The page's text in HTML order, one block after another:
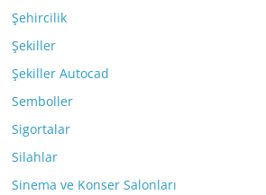
Şehircilik
Şekiller
Şekiller Autocad
Semboller
Sigortalar
Silahlar
Sinema ve Konser Salonları